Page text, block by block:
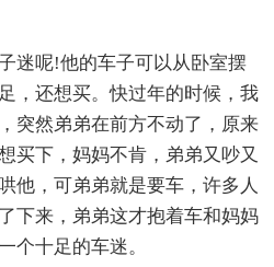
迷呢!他的车子可以从卧室摆
，还想买。快过年的时候，我
突然弟弟在前方不动了，原来
买下，妈妈不肯，弟弟又吵又
他，可弟弟就是要车，许多人
下来，弟弟这才抱着车和妈妈
个十足的车迷。